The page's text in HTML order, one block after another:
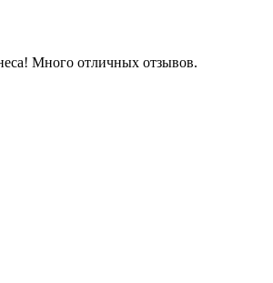
Много отличных отзывов.